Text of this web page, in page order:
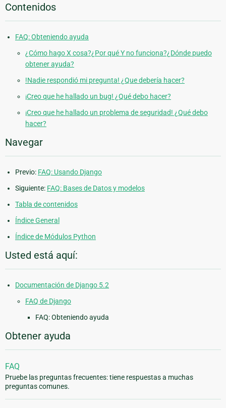
Contenidos
FAQ: Obteniendo ayuda
¿Cómo hago X cosa?¿Por qué Y no funciona?¿Dónde puedo
obtener ayuda?
!Nadie respondió mi pregunta! ¿Que debería hacer?
¡Creo que he hallado un bug! ¿Qué debo hacer?
¡Creo que he hallado un problema de seguridad! ¿Qué debo
hacer?
Navegar
Previo: FAQ: Usando Django
Siguiente: FAQ: Bases de Datos y modelos
Tabla de contenidos
Índice General
Índice de Módulos Python
Usted está aquí:
Documentación de Django 5.2
FAQ de Django
FAQ: Obteniendo ayuda
Obtener ayuda
FAQ
Pruebe las preguntas frecuentes: tiene respuestas a muchas
preguntas comunes.